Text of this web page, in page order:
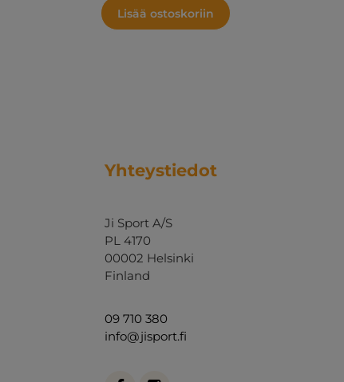
Lisää ostoskoriin
Yhteystiedot
Ji Sport A/S
PL 4170
00002 Helsinki
Finland
09 710 380
info@jisport.fi